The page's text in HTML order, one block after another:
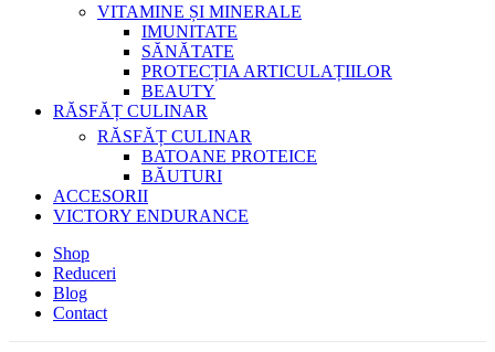
VITAMINE ȘI MINERALE
IMUNITATE
SĂNĂTATE
PROTECȚIA ARTICULAȚIILOR
BEAUTY
RĂSFĂȚ CULINAR
RĂSFĂȚ CULINAR
BATOANE PROTEICE
BĂUTURI
ACCESORII
VICTORY ENDURANCE
Shop
Reduceri
Blog
Contact